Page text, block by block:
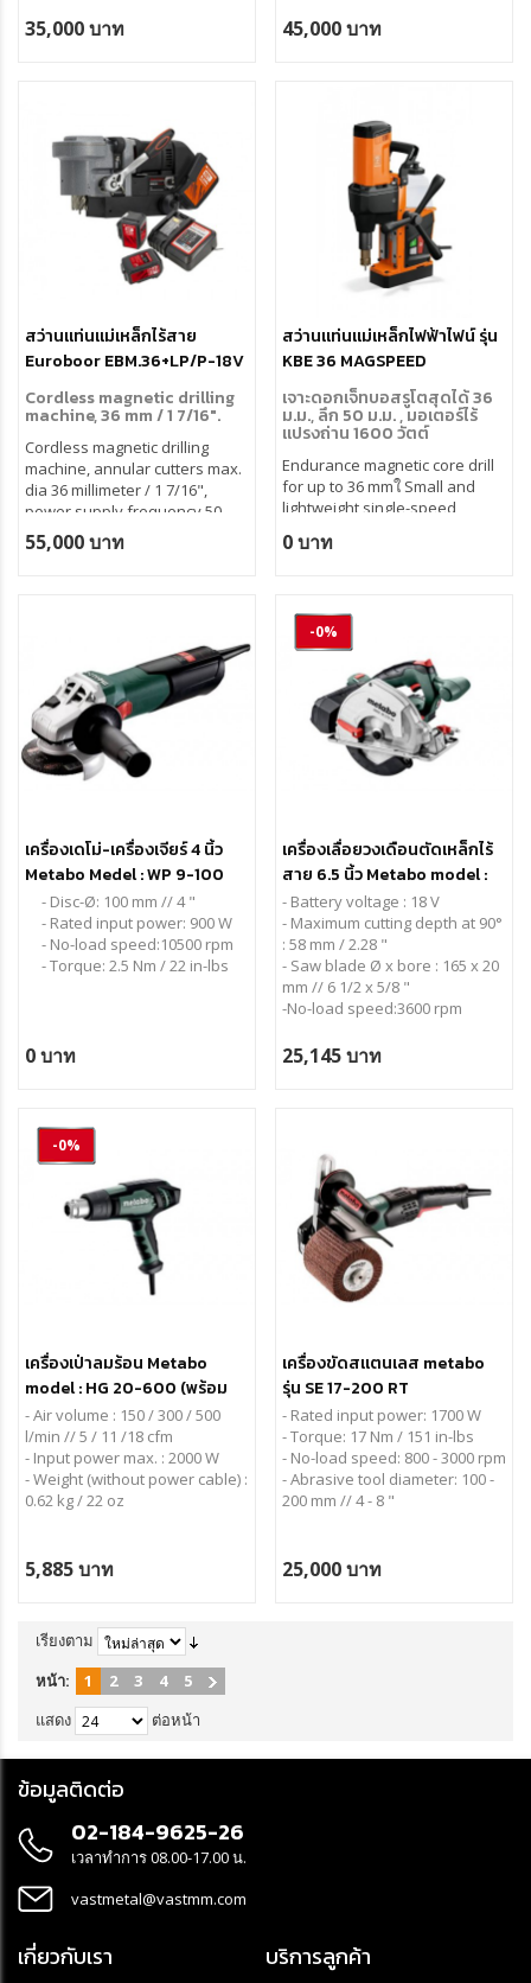
supply frequency 50 - 60 Hertz,
rotation direction clockwise.
35,000 บาท
Available in 3 versions:
• Machine (battery and charger
• Set 2: Machine + 2x 9Ah
battery and charger*
• In the USA, sets include 1
battery instead of 2
45,000 บาท
สว่านแท่นแม่เหล็กไร้สาย
Euroboor EBM.36+LP/P-18V
Cordless magnetic drilling
machine, 36 mm / 1 7/16".
Cordless magnetic drilling
machine, annular cutters max.
dia 36 millimeter / 1 7/16",
power supply frequency 50 -
60 Hertz.
Available in 3 versions:
• Set 2: Machine + 2x 9Ah
battery and charger*
• In the USA, sets include 1
battery instead of 2
55,000 บาท
สว่านแท่นแม่เหล็กไฟฟ้าไฟน์ รุ่น
KBE 36 MAGSPEED
เจาะดอกเจ็ทบอสรูโตสุดได้ 36
ม.ม., ลึก 50 ม.ม. , มอเตอร์ไร้
แปรงถ่าน 1600 วัตต์
Endurance magnetic core drill
for up to 36 mmใ Small and
lightweight single-speed
offering unique performance
conditions in the workshop
and on the construction site
0 บาท
เครื่องเดโม่-เครื่องเจียร์ 4 นิ้ว
Metabo Medel : WP 9-100
- Disc-Ø: 100 mm // 4 "
- Rated input power: 900 W
- No-load speed:10500 rpm
- Torque: 2.5 Nm / 22 in-lbs
0 บาท
-0%
เครื่องเลื่อยวงเดือนตัดเหล็กไร้
สาย 6.5 นิ้ว Metabo model :
MKS 18 LTX 58 (เครื่องพร้อม
ชุดแบต,แท่นชาร์จและกล่อง)
- Battery voltage : 18 V
- Maximum cutting depth at 90°
: 58 mm / 2.28 "
- Saw blade Ø x bore : 165 x 20
mm // 6 1/2 x 5/8 "
-No-load speed:3600 rpm
25,145 บาท
-0%
เครื่องเป่าลมร้อน Metabo
model : HG 20-600 (พร้อม
กล่อง)
- Air volume : 150 / 300 / 500
l/min // 5 / 11 /18 cfm
- Input power max. : 2000 W
- Weight (without power cable) :
0.62 kg / 22 oz
5,885 บาท
เครื่องขัดสแตนเลส metabo
รุ่น SE 17-200 RT
- Rated input power: 1700 W
- Torque: 17 Nm / 151 in-lbs
- No-load speed: 800 - 3000 rpm
- Abrasive tool diameter: 100 -
200 mm // 4 - 8 "
25,000 บาท
เรียงตาม
หน้า:
1 2 3 4
5
แสดง
ต่อหน้า
ข้อมูลติดต่อ
02-184-9625-26
เวลาทำการ 08.00-17.00 น.
vastmetal@vastmm.com
เกี่ยวกับเรา บริการลูกค้า